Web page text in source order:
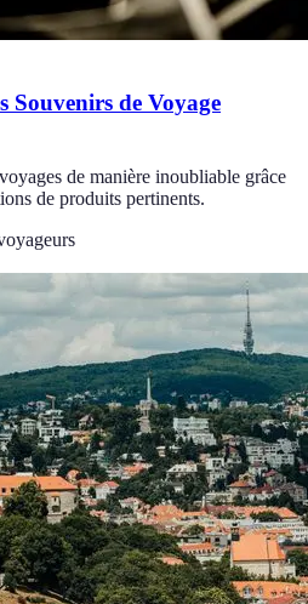
Souvenirs de Voyage
de manière inoubliable grâce
de produits pertinents.